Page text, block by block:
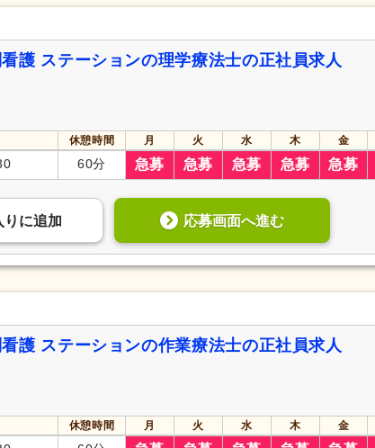
護 ステーションの理学療法士の正社員求人
休憩時間 月 火 水 木 金
60分 急募 急募 急募 急募 急募
り に追加 応募画面へ進む
護 ステーションの作業療法士の正社員求人
休憩時間 月 火 水 木 金